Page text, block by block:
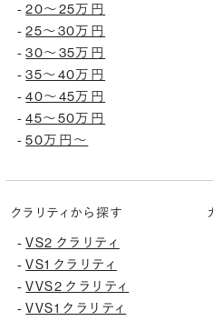
-20〜25万円
-25〜30万円
-30〜35万円
-35〜40万円
-40〜45万円
-45〜50万円
-50万円〜
クラリティから探す
-VS2 クラリティ
-VS1 クラリティ
-VVS2 クラリティ
-VVS1 クラリティ